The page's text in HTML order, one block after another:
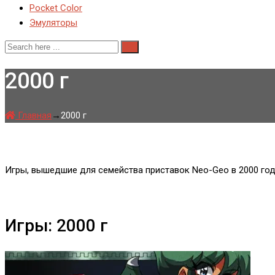
Pocket Color
Эмуляторы
2000 г
Главная →2000 г
Игры, вышедшие для семейства приставок Neo-Geo в 2000
Игры: 2000 г